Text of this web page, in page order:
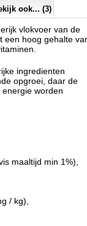
ook... (3)
vlokvoer van de
een hoog gehalte
ingredienten
opgroei, daar de
worden
maaltijd min 1%),
/ kg),